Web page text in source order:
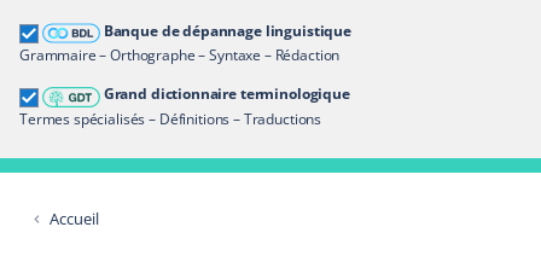
Banque de dépannage linguistique
Grammaire – Orthographe – Syntaxe – Rédaction
Grand dictionnaire terminologique
Termes spécialisés – Définitions – Traductions
Grand dictionnaire terminologique
Restreindre aux termes
Accueil